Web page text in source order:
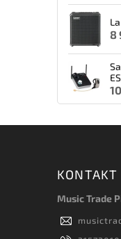
8
KONTAKT
Music Trade